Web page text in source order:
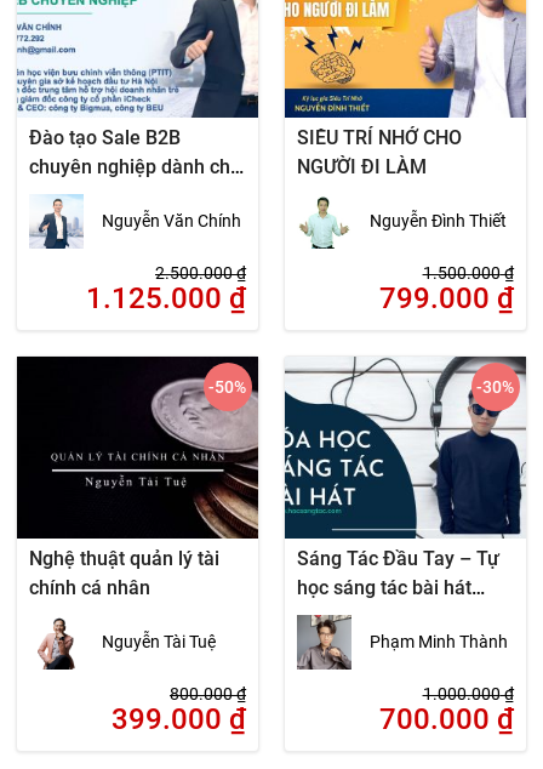
Đào tạo Sale B2B
chuyên nghiệp dành cho
cấp quản lý đội nhóm
kinh doanhNguyễn Văn Chính
2.500.000₫
1.125.000 ₫
SIÊU TRÍ NHỚ CHO
NGƯỜI ĐI LÀM
Nguyễn Đình Thiết
1.500.000₫
799.000 ₫
Nghệ thuật quản lý tài
chính cá nhân
Nguyễn Tài Tuệ
800.000₫
399.000 ₫
-50%
Sáng Tác Đầu Tay – Tự
học sáng tác bài hát
hiệu quả
Phạm Minh Thành
1.000.000₫
700.000 ₫
-30%